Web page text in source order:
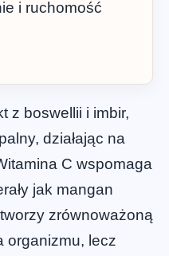
i ruchomość
z boswellii i imbir,
działając na
C wspomaga
jak mangan
zrównoważoną
organizmu, lecz